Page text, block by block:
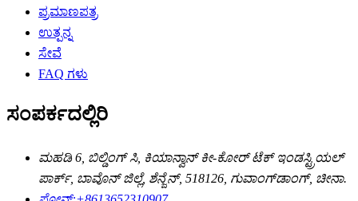
ಪ್ರಮಾಣಪತ್ರ
ಉತ್ಪನ್ನ
ಸೇವೆ
FAQ ಗಳು
ಸಂಪರ್ಕದಲ್ಲಿರಿ
ಮಹಡಿ 6, ಬಿಲ್ಡಿಂಗ್ ಸಿ, ಕಿಯಾನ್ವಾನ್ ಕೀ-ಕೋರ್ ಟೆಕ್ ಇಂಡಸ್ಟ್ರಿಯಲ್
ಪಾರ್ಕ್, ಬಾವೊನ್ ಜಿಲ್ಲೆ, ಶೆನ್ಜೆನ್, 518126, ಗುವಾಂಗ್‌ಡಾಂಗ್, ಚೀನಾ.